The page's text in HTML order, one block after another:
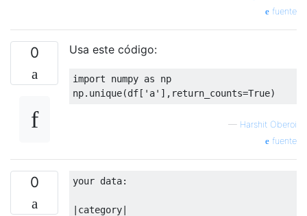
fuente
0 Usa este código:
import numpy as np
np. unique(df[ 'a' ], return_counts=True)
— Harshit Oberoi
fuente
0 your data:
| category|